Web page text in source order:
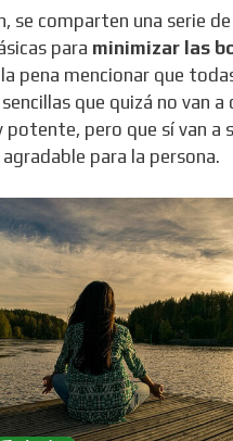
se comparten una serie de
para minimizar las
pena mencionar que
que quizá no van a
potente, pero que sí van a
para la persona.